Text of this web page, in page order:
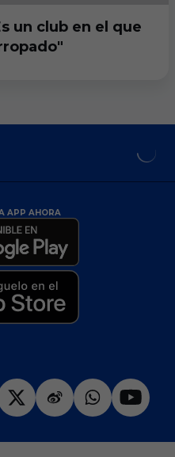
un club en el que
APP AHORA